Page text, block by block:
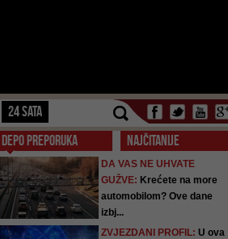
24 SATA
DEPO PREPORUKA NAJČITANIJE
DA VAS NE UHVATE
GUŽVE: Krećete na more
automobilom? Ove dane
izbj...
ZVJEZDANI PROFIL: U ova